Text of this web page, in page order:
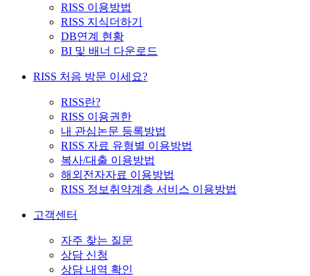
RISS 이용방법
RISS 지식더하기
DB연계 현황
BI 및 배너 다운로드
RISS 처음 방문 이세요?
RISS란?
RISS 이용권한
내 관심논문 등록방법
RISS 자료 유형별 이용방법
복사/대출 이용방법
해외전자자료 이용방법
RISS 정보취약계층 서비스 이용방법
고객센터
자주 찾는 질문
상담 신청
상담 내역 확인